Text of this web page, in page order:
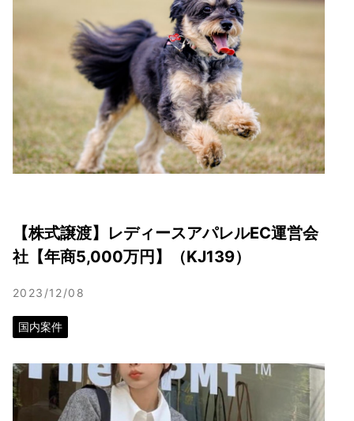
【株式譲渡】レディースアパレルEC運営会
社【年商5,000万円】（KJ139）
2023/12/08
国内案件